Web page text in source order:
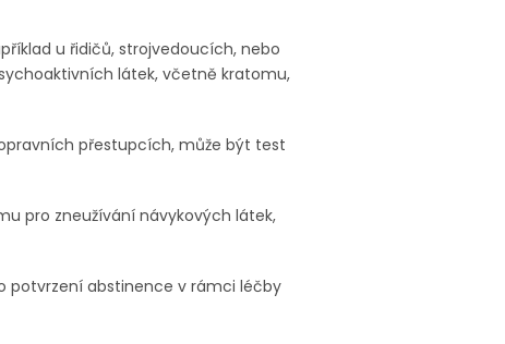
u řidičů, strojvedoucích, nebo
látek, včetně kratomu,
přestupcích, může být test
pro zneužívání návykových látek,
potvrzení abstinence v rámci léčby